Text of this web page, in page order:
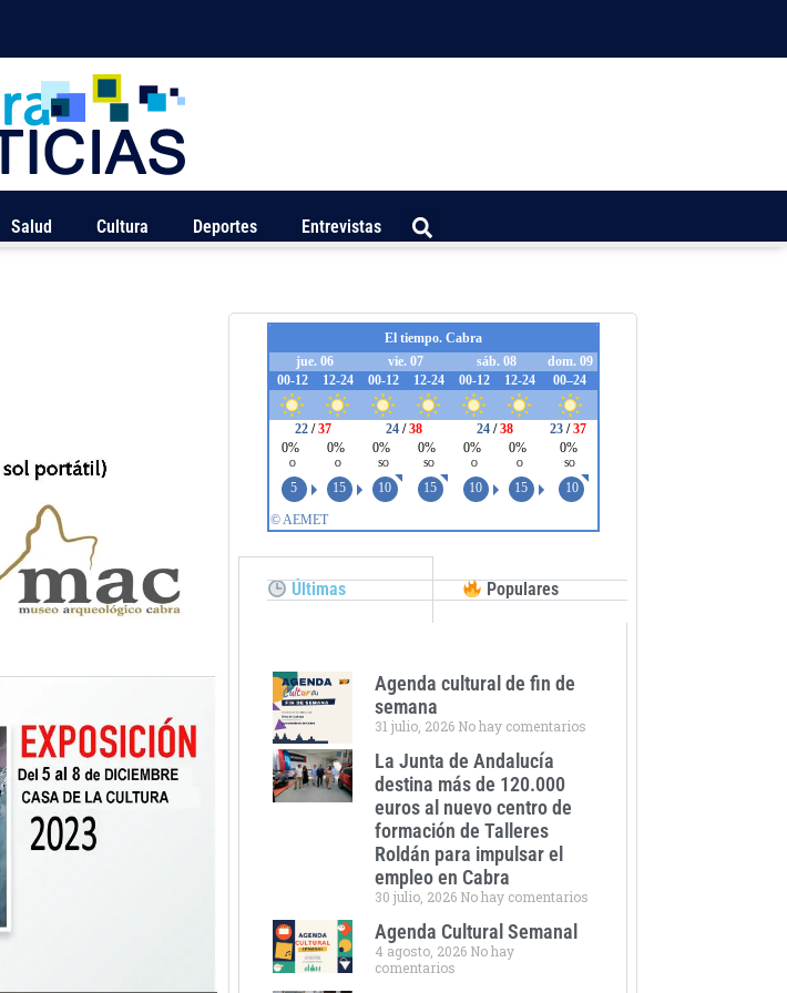
Salud Cultura Deportes Entrevistas
Últimas Populares
Agenda cultural de fin de
semana
31 julio, 2026 No hay comentarios
La Junta de Andalucía
destina más de 120.000
euros al nuevo centro de
formación de Talleres
Roldán para impulsar el
empleo en Cabra
30 julio, 2026 No hay comentarios
Agenda Cultural Semanal
4 agosto, 2026 No hay
comentarios